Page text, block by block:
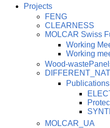
Projects
FENG
CLEARNESS
MOLCAR Swiss
Working
Working
Wood-
Publications
MOLCAR_UA